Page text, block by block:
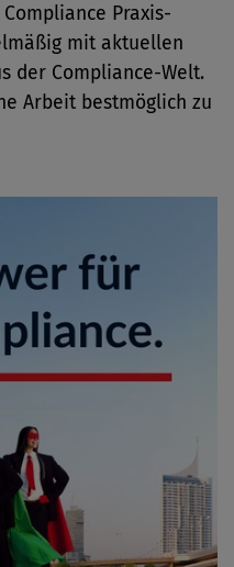
Praxis-
mit aktuellen
der Compliance-Welt.
Arbeit bestmöglich zu